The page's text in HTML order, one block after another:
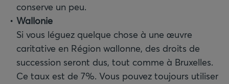
conserve un peu.
Wallonie
Si vous léguez quelque chose à une œuvre
caritative en Région wallonne, des droits de
succession seront dus, tout comme à Bruxelles.
Ce taux est de 7%. Vous pouvez toujours utiliser